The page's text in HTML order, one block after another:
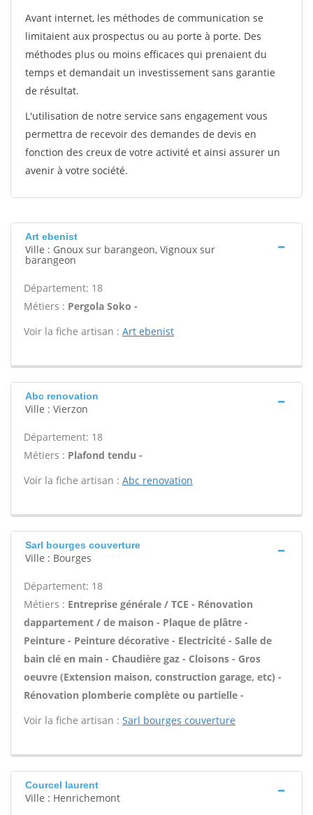
Avant internet, les méthodes de communication se
limitaient aux prospectus ou au porte à porte. Des
méthodes plus ou moins efficaces qui prenaient du
temps et demandait un investissement sans garantie
de résultat.
L'utilisation de notre service sans engagement vous
permettra de recevoir des demandes de devis en
fonction des creux de votre activité et ainsi assurer un
avenir à votre société.
Art ebenist
Ville : Gnoux sur barangeon, Vignoux sur
barangeon
Département: 18
Métiers : Pergola Soko -
Voir la fiche artisan : Art ebenist
Abc renovation
Ville : Vierzon
Département: 18
Métiers : Plafond tendu -
Voir la fiche artisan : Abc renovation
Sarl bourges couverture
Ville : Bourges
Département: 18
Métiers : Entreprise générale / TCE - Rénovation
dappartement / de maison - Plaque de plâtre -
Peinture - Peinture décorative - Electricité - Salle de
bain clé en main - Chaudière gaz - Cloisons - Gros
oeuvre (Extension maison, construction garage, etc) -
Rénovation plomberie complète ou partielle -
Voir la fiche artisan : Sarl bourges couverture
Courcel laurent
Ville : Henrichemont